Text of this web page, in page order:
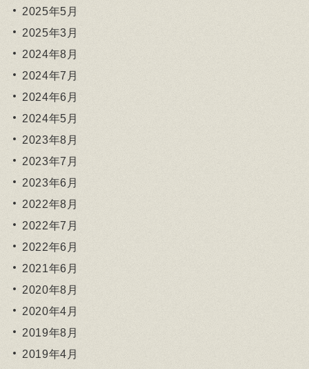
2025年5月
2025年3月
2024年8月
2024年7月
2024年6月
2024年5月
2023年8月
2023年7月
2023年6月
2022年8月
2022年7月
2022年6月
2021年6月
2020年8月
2020年4月
2019年8月
2019年4月